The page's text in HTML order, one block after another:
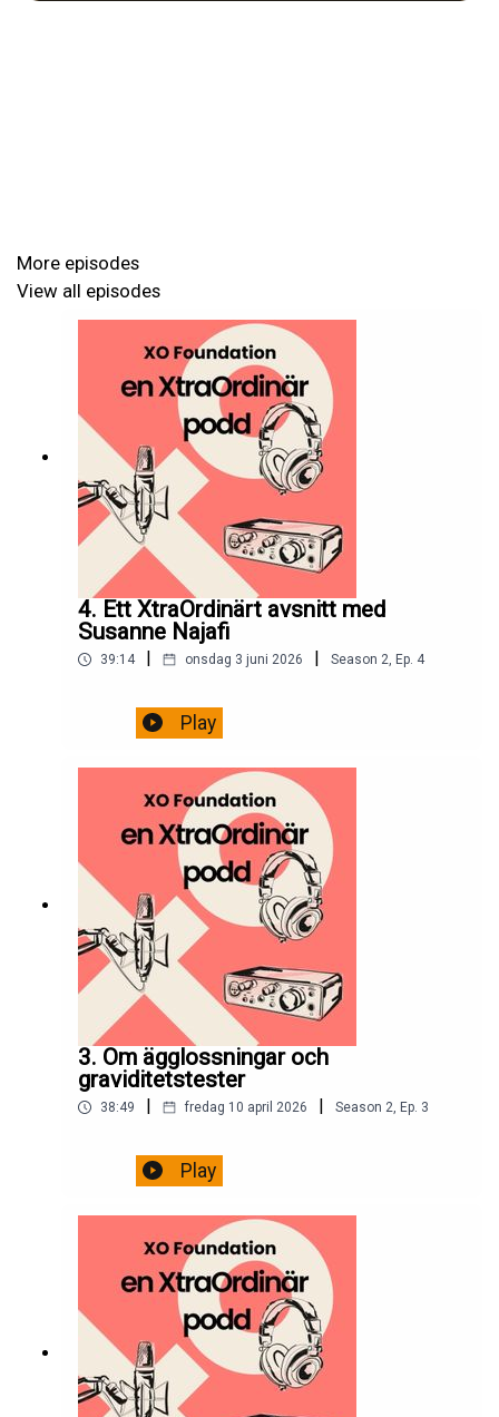
More episodes
View all episodes
4. Ett XtraOrdinärt avsnitt med
Susanne Najafi
39:14 onsdag 3 juni 2026 Season 2, Ep. 4
Play
3. Om ägglossningar och
graviditetstester
38:49 fredag 10 april 2026 Season 2, Ep. 3
Play